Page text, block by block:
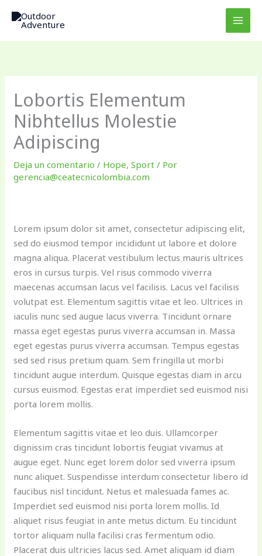
Lobortis Elementum
Nibhtellus Molestie
Adipiscing
Deja un comentario / Hope,Sport / Por
gerencia@ceatecnicolombia.com
Lorem ipsum dolor sit amet, consectetur adipiscing elit,
sed do eiusmod tempor incididunt ut labore et dolore
magna aliqua. Placerat vestibulum lectus mauris ultrices
eros in cursus turpis. Vel risus commodo viverra
maecenas accumsan lacus vel facilisis. Lacus vel facilisis
volutpat est. Elementum sagittis vitae et leo. Ultrices in
iaculis nunc sed augue lacus viverra. Tincidunt ornare
massa eget egestas purus viverra accumsan in. Massa
eget egestas purus viverra accumsan. Tempus egestas
sed sed risus pretium quam. Sem fringilla ut morbi
tincidunt augue interdum. Quisque egestas diam in arcu
cursus euismod. Egestas erat imperdiet sed euismod nisi
porta lorem mollis.
Elementum sagittis vitae et leo duis. Ullamcorper
dignissim cras tincidunt lobortis feugiat vivamus at
augue eget. Nunc eget lorem dolor sed viverra ipsum
nunc aliquet. Suspendisse interdum consectetur libero id
faucibus nisl tincidunt. Netus et malesuada fames ac.
Imperdiet sed euismod nisi porta lorem mollis. Id
aliquet risus feugiat in ante metus dictum. Eu tincidunt
tortor aliquam nulla facilisi cras fermentum odio.
Placerat duis ultricies lacus sed. Amet aliquam id diam